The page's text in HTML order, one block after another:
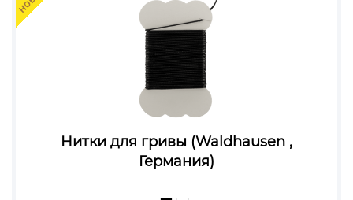
Нитки для гривы (Waldhausen ,
Германия)